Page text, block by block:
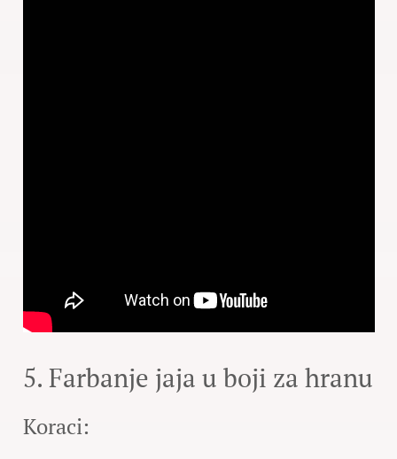
5. Farbanje jaja u boji za hranu
Koraci: